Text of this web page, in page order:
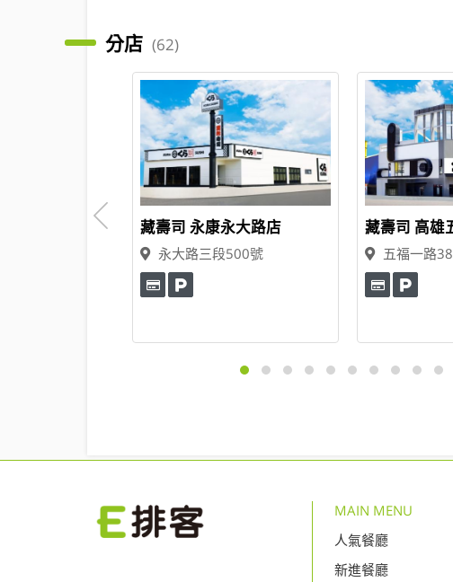
分店 (62)
藏壽司 永康永大路店
永大路三段500號
藏壽司 高雄
五福一路
MAIN MENU
人氣餐廳
新進餐廳